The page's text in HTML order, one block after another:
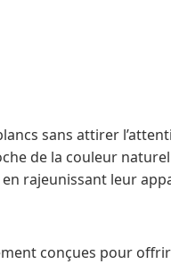
sans attirer
de la couleur
rajeunissant leur
conçues pour